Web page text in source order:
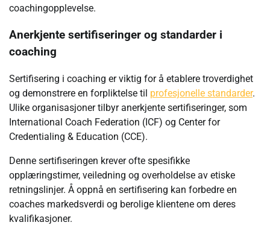
coachingopplevelse.
Anerkjente sertifiseringer og standarder i
coaching
Sertifisering i coaching er viktig for å etablere troverdighet
og demonstrere en forpliktelse til profesjonelle standarder.
Ulike organisasjoner tilbyr anerkjente sertifiseringer, som
International Coach Federation (ICF) og Center for
Credentialing & Education (CCE).
Denne sertifiseringen krever ofte spesifikke
opplæringstimer, veiledning og overholdelse av etiske
retningslinjer. Å oppnå en sertifisering kan forbedre en
coaches markedsverdi og berolige klientene om deres
kvalifikasjoner.